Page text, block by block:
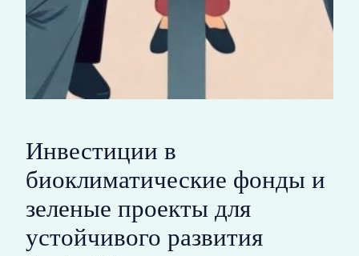
Инвестиции в
биоклиматические фонды и
зеленые проекты для
устойчивого развития